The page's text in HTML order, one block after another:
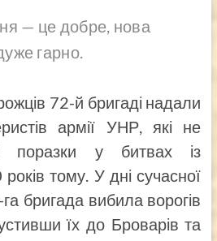
— це добре, нова
гарно.
72-й бригаді надали
армії УНР, які не
поразки у битвах із
тому. У дні сучасної
бригада вибила ворогів
їх до Броварів та